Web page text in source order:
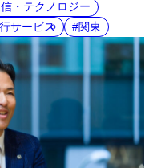
・テクノロジー
サービス
関東